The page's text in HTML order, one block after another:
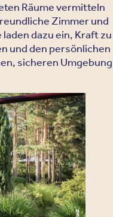
Räume vermitteln
Zimmer und
dazu ein, Kraft zu
und den persönlichen
sicheren Umgebung